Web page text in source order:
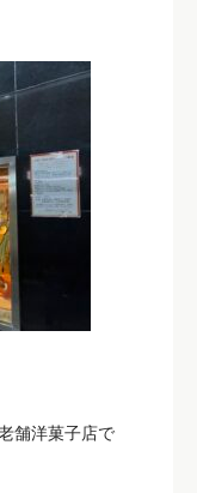
舗洋菓子店で